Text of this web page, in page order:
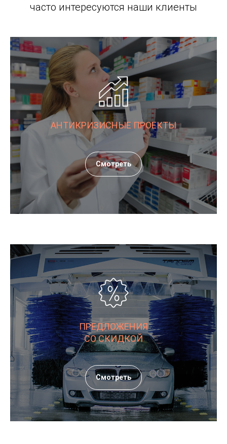
часто интересуются наши клиенты
АНТИКРИЗИСНЫЕ ПРОЕКТЫ
Смотреть
ПРЕДЛОЖЕНИЯ
СО СКИДКОЙ
Смотреть